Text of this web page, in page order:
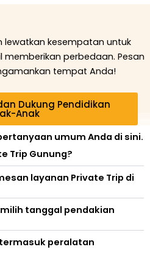
kesempatan untuk
perbedaan. Pesan
tempat Anda!
Dukung Pendidikan
Anak
umum Anda di sini.
Trip Gunung?
layanan Private Trip di
tanggal pendakian
peralatan